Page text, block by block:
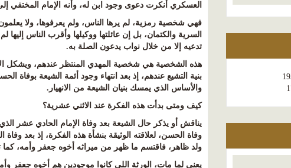
العسكري أنكرت دعوى وجود ابن له، وأنه الإمام المختفي
فهي شخصية رمزية، لم يرها الناس، ولم يعرفوها، ولا
السرية والكتمان، بل إن عائلتها ووكيلها وأقرب الناس
تدعيه إلا من خلال نواب يدعون الصلة به.
هذه الشخصية هي شخصية المهدي المنتظر عندهم، ويشكل
بنية التشيع عندهم، إذ بعد انتهاء وجود أئمة الشيعة بوفاة
والأساس الذي يمسك بنيان الشيعة من الانهيار .
كيف ومتى بدأت هذه الفكرة عند الاثني عشرية؟
يناقش أو يذكر حال الشيعة بعد وفاة الإمام الحادي عشر
وفاة الحسن، لعلاقته الوثيقة بنشأة هذه الفكرة، إذ بعد
ولد ظاهر، فاقتسم ما ظهر من ميراثه أخوه جعفر وأمه،
يعني لما مات، الورثة اللي كانوا موجودين هم أخوه جعفر